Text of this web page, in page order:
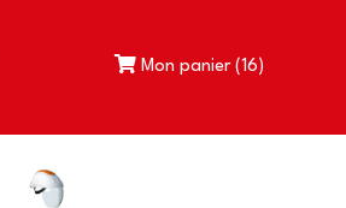
Mon panier (16 )